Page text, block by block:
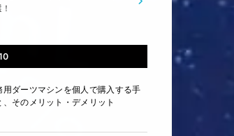
用ダーツマシンを個人で購入する手
、そのメリット・デメリット